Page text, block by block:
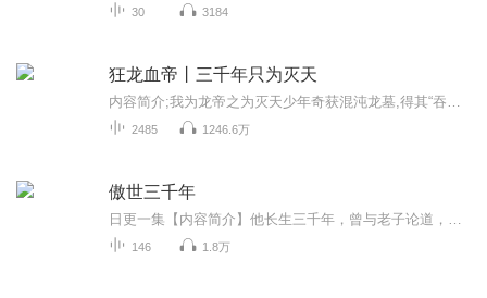
30 3184
狂龙血帝丨三千年只为灭天
2485 1246.6万
傲世三千年
146 1.8万